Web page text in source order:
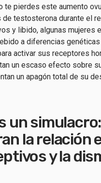
te pierdes este aumento
testosterona durante el
y libido, algunas mujeres
a diferencias
activar sus receptores
un escaso efecto sobre
un apagón total de su
un
la relación
y la